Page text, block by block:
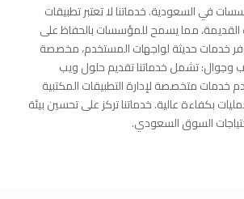
في السعودية. خدماتنا لا تعتبر تطبيقات
مما يسمح للمؤسسات بالحفاظ على
مميزات الخدمة: تحديث واجهات المستخدم: نوفر خدمات حديثة لواجهات المستخدم، مخصصة
وجوال: تشمل خدماتنا تقديم حلول ويب
خدمات متخصصة لإدارة التطبيقات المكتبية
للمبيعات والمشتريات وعملياتها المالية، سواء عبر تطبيقات الجوال أو الويب، مما يسهم في استدامة العمليات بكفاءة عالية. خدماتنا تركز على تحسين بيئة
السوق السعودي.